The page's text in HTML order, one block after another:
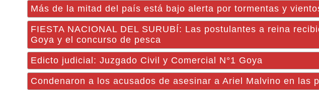
Más de la mitad del país está bajo alerta por tormentas y
FIESTA NACIONAL DEL SURUBÍ: Las postulantes a reina
Goya y el concurso de pesca
Edicto judicial: Juzgado Civil y Comercial N°1 Goya
Condenaron a los acusados de asesinar a Ariel Malvino en las